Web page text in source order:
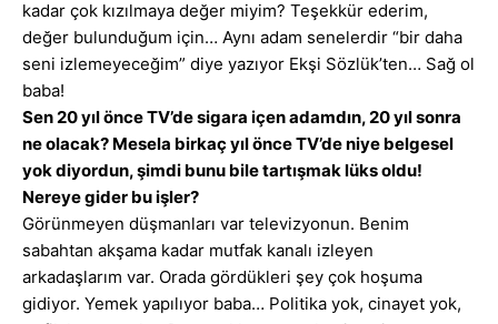
kadar çok kızılmaya değer miyim? Teşekkür ederim,
değer bulunduğum için… Aynı adam senelerdir “bir daha
seni izlemeyeceğim” diye yazıyor Ekşi Sözlük’ten… Sağ ol
baba!
Sen 20 yıl önce TV’de sigara içen adamdın, 20 yıl sonra
ne olacak? Mesela birkaç yıl önce TV’de niye belgesel
yok diyordun, şimdi bunu bile tartışmak lüks oldu!
Nereye gider bu işler?
Görünmeyen düşmanları var televizyonun. Benim
sabahtan akşama kadar mutfak kanalı izleyen
arkadaşlarım var. Orada gördükleri şey çok hoşuma
gidiyor. Yemek yapılıyor baba… Politika yok, cinayet yok,